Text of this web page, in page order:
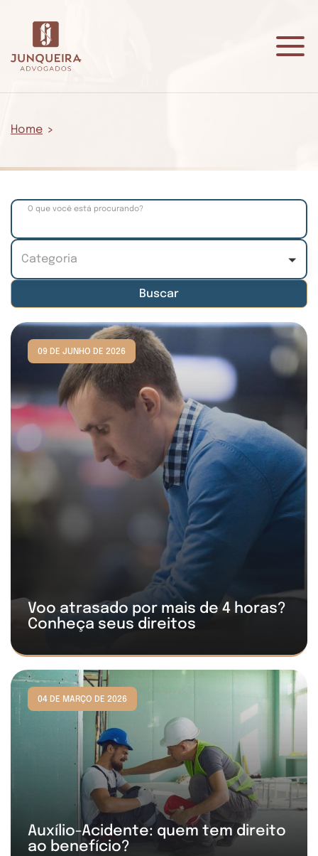
Home
O que você está procurando?
Categoria
Categoria
Buscar
09 DE JUNHO DE 2026
Voo atrasado por mais de 4 horas?
Conheça seus direitos
04 DE MARÇO DE 2026
Auxílio-Acidente: quem tem direito
ao benefício?